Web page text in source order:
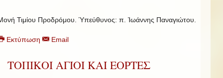
Τιμίου Προδρόμου. Ὑπεύθυνος: π. Ἰωάννης Παναγιώτου.
Εκτύπωση Email
ΤΟΠΙΚΟΙ ΑΓΙΟΙ ΚΑΙ ΕΟΡΤΕΣ